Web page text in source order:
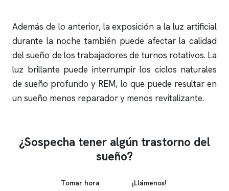
Además de lo anterior, la exposición a la luz artificial
durante la noche también puede afectar la calidad
del sueño de los trabajadores de turnos rotativos. La
luz brillante puede interrumpir los ciclos naturales
de sueño profundo y REM, lo que puede resultar en
un sueño menos reparador y menos revitalizante.
¿Sospecha tener algún trastorno del
sueño?
Tomar hora ¡Llámenos!